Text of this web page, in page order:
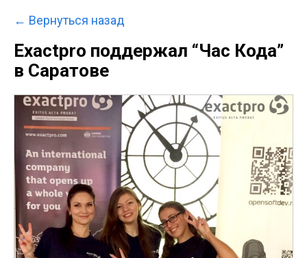
← Вернуться назад
Exactpro поддержал “Час Кода”
в Саратове